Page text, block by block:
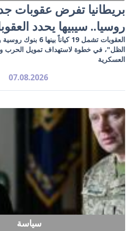
بريطانيا تفرض عقوبات
روسيا.. سيبيها يحدد
الظل"، في خطوة لاستهداف تمويل الحرب
العسكرية
07.08.2026
سياسة